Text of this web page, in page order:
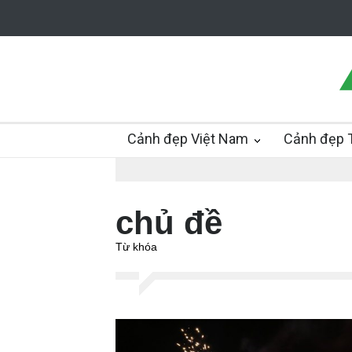
Cảnh đẹp Việt Nam Cảnh đẹp
chủ đề
Từ khóa